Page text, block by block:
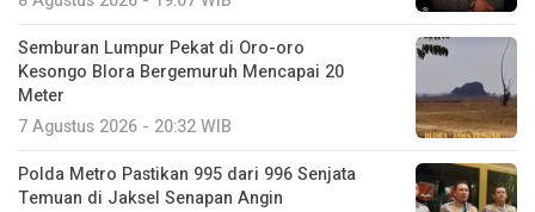
Semburan Lumpur Pekat di Oro-oro
Kesongo Blora Bergemuruh Mencapai 20
Meter
7 Agustus 2026 - 20:32 WIB
Polda Metro Pastikan 995 dari 996 Senjata
Temuan di Jaksel Senapan Angin